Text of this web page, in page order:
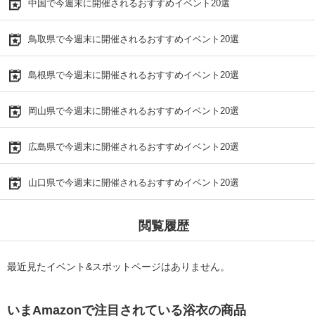
中国で今週末に開催されるおすすめイベント20選
鳥取県で今週末に開催されるおすすめイベント20選
島根県で今週末に開催されるおすすめイベント20選
岡山県で今週末に開催されるおすすめイベント20選
広島県で今週末に開催されるおすすめイベント20選
山口県で今週末に開催されるおすすめイベント20選
閲覧履歴
最近見たイベント&スポットページはありません。
いまAmazonで注目されている浴衣の商品